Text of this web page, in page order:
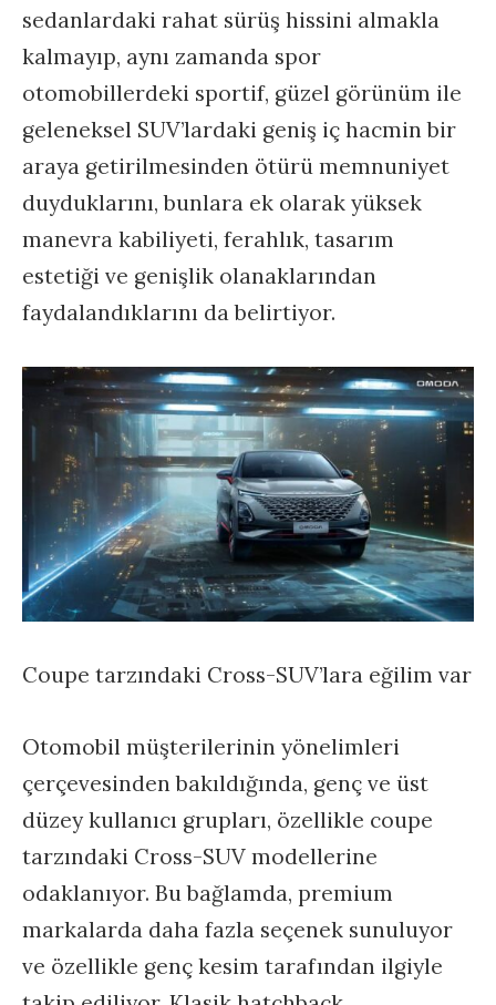
sedanlardaki rahat sürüş hissini almakla
kalmayıp, aynı zamanda spor
otomobillerdeki sportif, güzel görünüm ile
geleneksel SUV’lardaki geniş iç hacmin bir
araya getirilmesinden ötürü memnuniyet
duyduklarını, bunlara ek olarak yüksek
manevra kabiliyeti, ferahlık, tasarım
estetiği ve genişlik olanaklarından
faydalandıklarını da belirtiyor.
Coupe tarzındaki Cross-SUV’lara eğilim var
Otomobil müşterilerinin yönelimleri
çerçevesinden bakıldığında, genç ve üst
düzey kullanıcı grupları, özellikle coupe
tarzındaki Cross-SUV modellerine
odaklanıyor. Bu bağlamda, premium
markalarda daha fazla seçenek sunuluyor
ve özellikle genç kesim tarafından ilgiyle